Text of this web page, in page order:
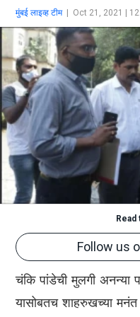
मुंबई लाइव्ह टीम| Oct 21, 2021 |
Follow us
चंकि पांडेची मुलगी अनन्या
यासोबतच शाहरुखच्या